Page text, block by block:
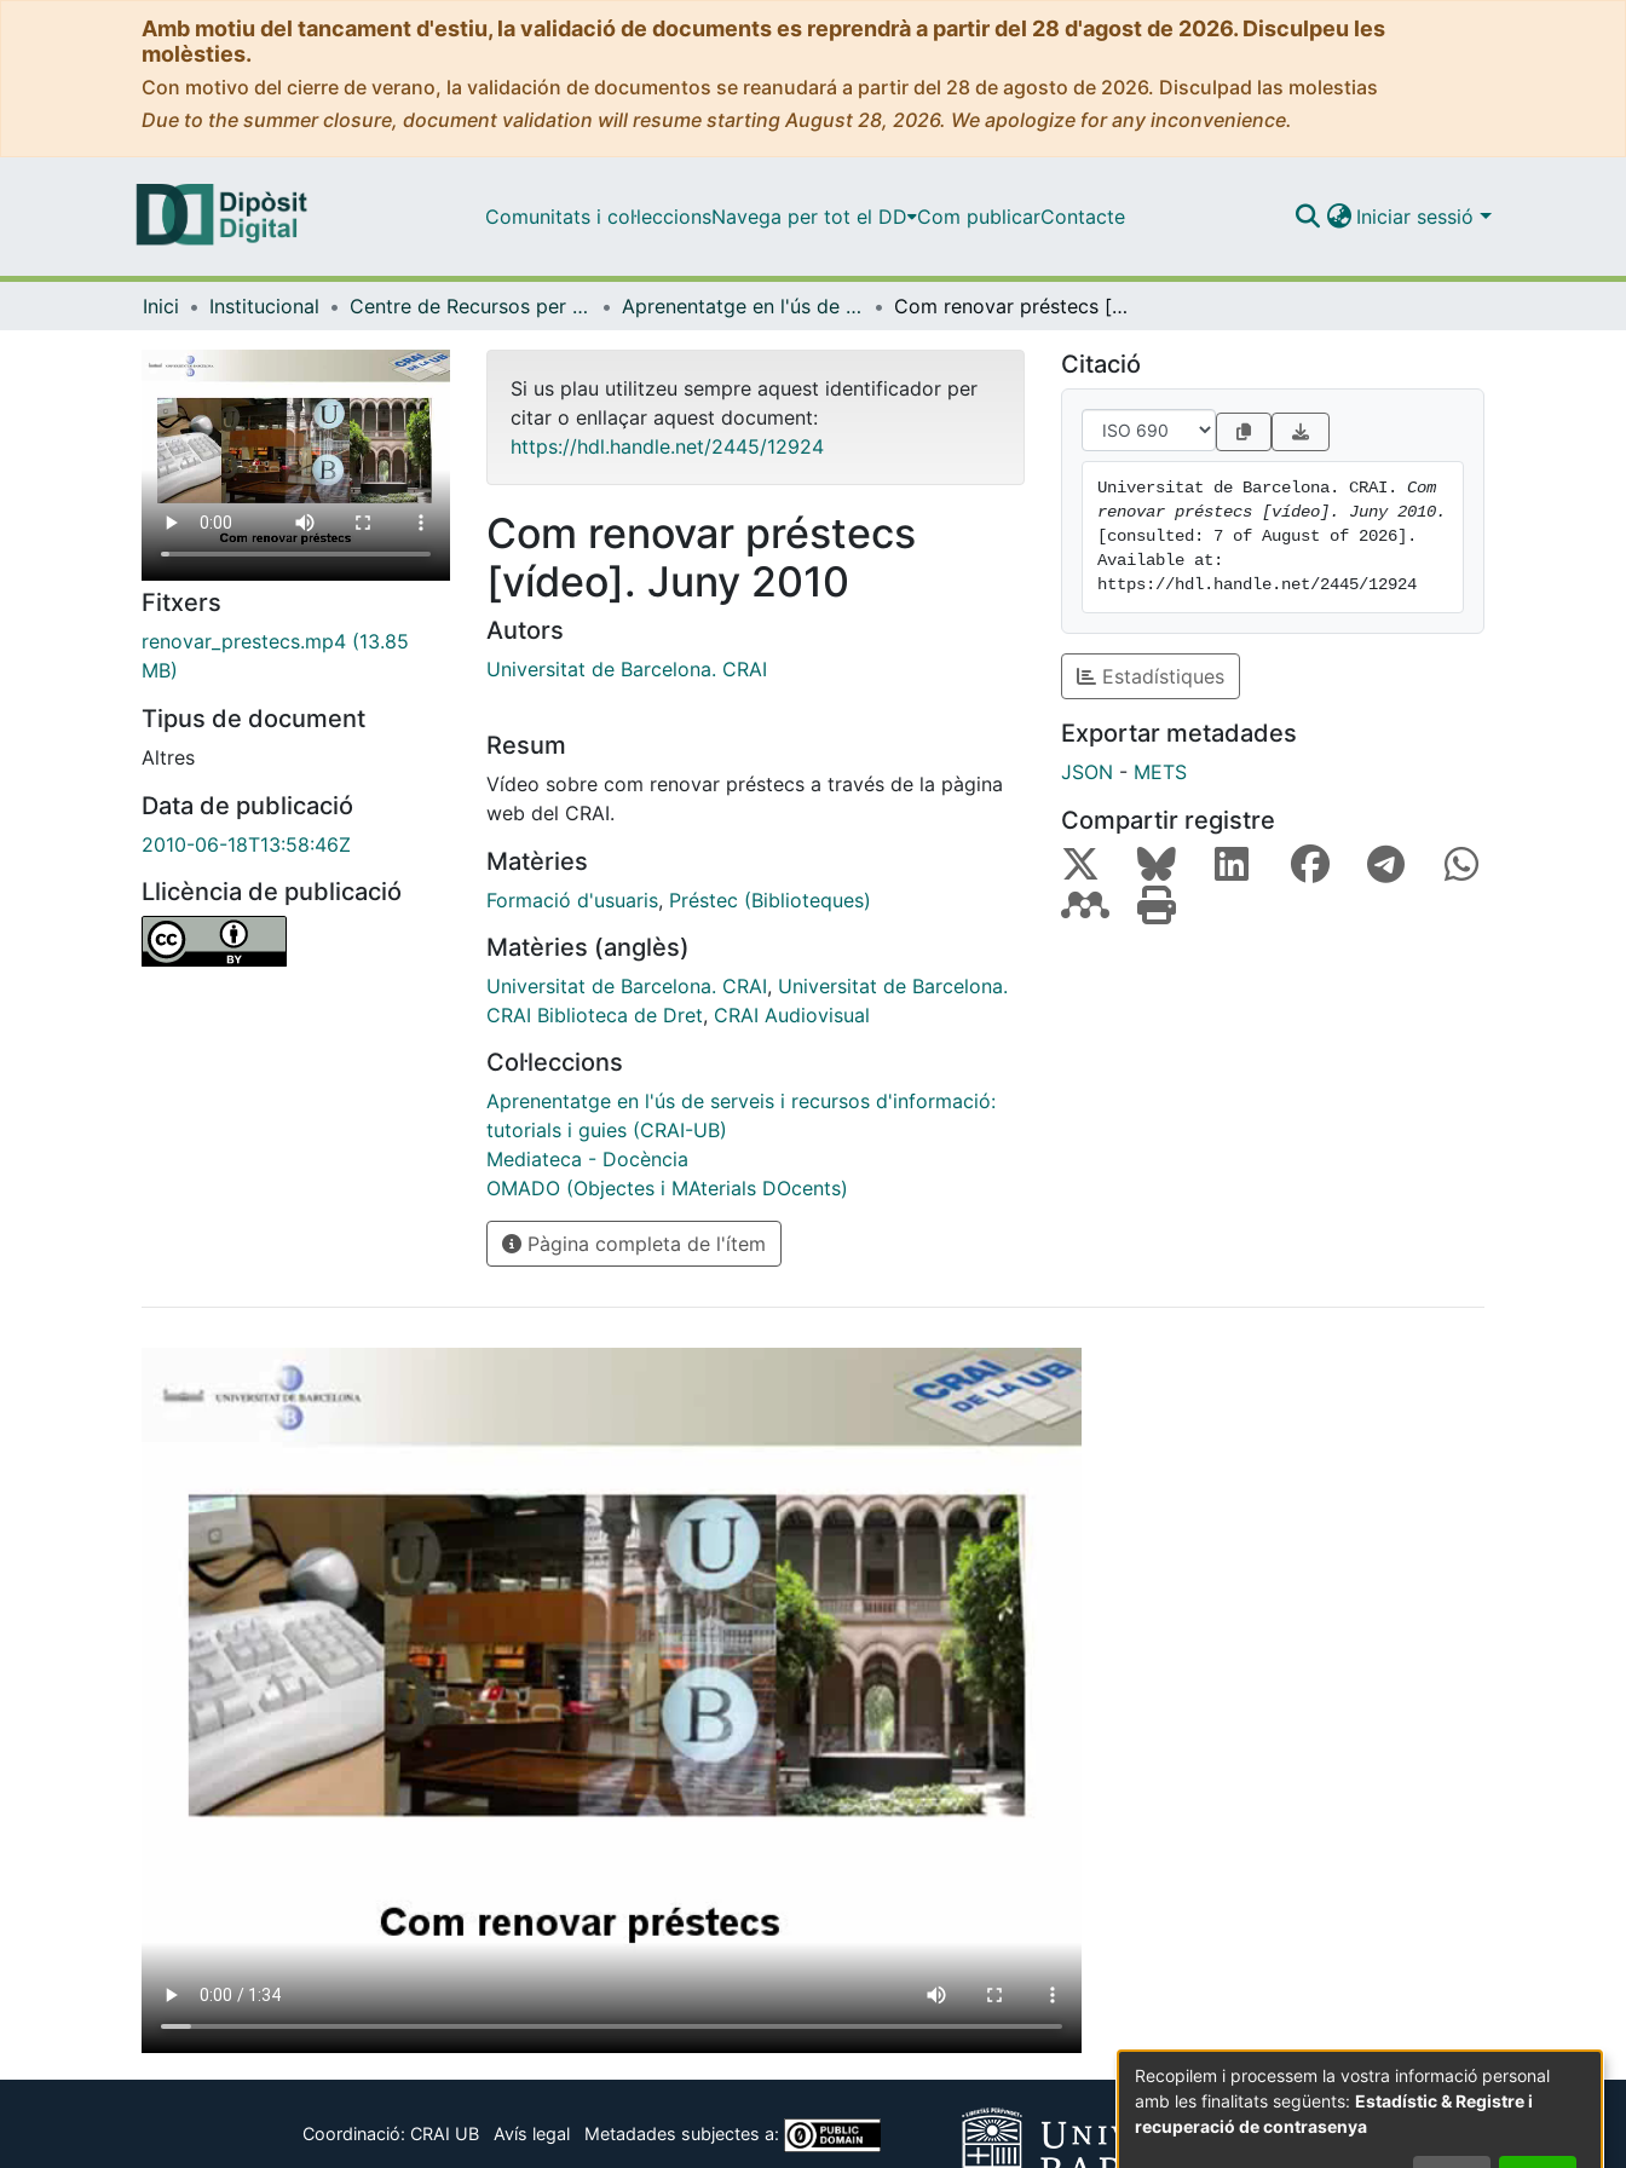
Amb motiu del tancament d'estiu, la validació de documents es reprendrà a partir del 28 d'agost de 2026. Disculpeu les
molèsties.
Con motivo del cierre de verano, la validación de documentos se reanudará a partir del 28 de agosto de 2026. Disculpad las molestias
Due to the summer closure, document validation will resume starting August 28, 2026. We apologize for any inconvenience.
Comunitats i col·leccionsNavega per tot el DD Com publicarContacte Iniciar sessió
Inici Institucional Centre de Recursos per a l'Aprenentatge i la Investigació (CRAI-UB) - Institucional Aprenentatge en l'ús de serveis i recursos d'informació: tutorials i guies (CRAI-UB) Com renovar préstecs [vídeo]. Juny 2010
Fitxers
renovar_prestecs.mp4 (13.85
MB)
Tipus de document
Altres
Data de publicació
2010-06-18T13:58:46Z
Llicència de publicació
Si us plau utilitzeu sempre aquest identificador per
citar o enllaçar aquest document:
https://hdl.handle.net/2445/12924
Com renovar préstecs
[vídeo]. Juny 2010
Autors
Universitat de Barcelona. CRAI
Resum
Vídeo sobre com renovar préstecs a través de la pàgina
web del CRAI.
Matèries
Formació d'usuaris, Préstec (Biblioteques)
Matèries (anglès)
Universitat de Barcelona. CRAI, Universitat de Barcelona.
CRAI Biblioteca de Dret, CRAI Audiovisual
Col·leccions
Aprenentatge en l'ús de serveis i recursos d'informació:
tutorials i guies (CRAI-UB)
Mediateca - Docència
OMADO (Objectes i MAterials DOcents)
Pàgina completa de l'ítem
Citació
Universitat de Barcelona. CRAI. Com
renovar préstecs [vídeo]. Juny 2010.
[consulted: 7 of August of 2026].
Available at:
https://hdl.handle.net/2445/12924
Estadístiques
Exportar metadades
JSON - METS
Compartir registre
Coordinació: CRAI UB Avís legal Metadades subjectes a:
Recopilem i processem la vostra informació personal
amb les finalitats següents: Estadístic & Registre i
recuperació de contrasenya